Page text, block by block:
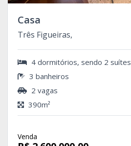
Casa
Três Figueiras,
4 dormitórios, sendo 2 suítes
3 banheiros
2 vagas
390m²
Venda